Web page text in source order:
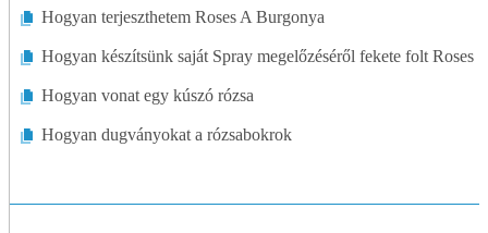
Hogyan terjeszthetem Roses A Burgonya
Hogyan készítsünk saját Spray megelőzéséről fekete folt Roses
Hogyan vonat egy kúszó rózsa
Hogyan dugványokat a rózsabokrok